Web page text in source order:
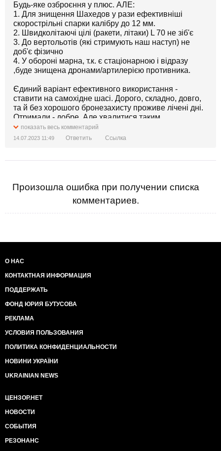
Будь-яке озброєння у плюс. АЛЕ:
1. Для знищення Шахедов у рази ефективніші
скорострільні спарки калібру до 12 мм.
2. Швидколітаючі цілі (ракети, літаки) L 70 не зіб'є
3. До вертольотів (які стримують наш наступ) не
доб'є фізично
4. У обороні марна, т.к. є стаціонарною і відразу
,буде знищена дронами/артилерією противника.
Єдиний варіант ефективного використання -
ставити на самохідне шасі. Дорого, складно, довго,
та й без хорошого бронезахисту проживе лічені дні.
Отримали - добре. Але хвалитися таким
"озброєнням" безглуздо.
показать весь комментарий
14.07.2023 11:49 Ответить Ссылка
Произошла ошибка при получении списка
комментариев.
О НАС
КОНТАКТНАЯ ИНФОРМАЦИЯ
ПОДДЕРЖАТЬ
ФОНД ЮРИЯ БУТУСОВА
РЕКЛАМА
УСЛОВИЯ ПОЛЬЗОВАНИЯ
ПОЛИТИКА КОНФИДЕНЦИАЛЬНОСТИ
НОВИНИ УКРАЇНИ
UKRAINIAN NEWS
ЦЕНЗОР.НЕТ
НОВОСТИ
СОБЫТИЯ
РЕЗОНАНС